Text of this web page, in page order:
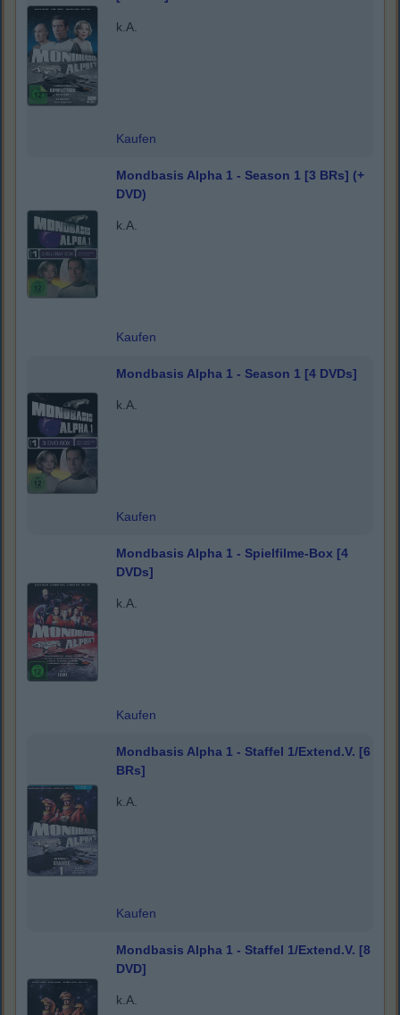
k.A.
Kaufen
Mondbasis Alpha 1 - Season 1 [3 BRs] (+
DVD)
k.A.
Kaufen
Mondbasis Alpha 1 - Season 1 [4 DVDs]
k.A.
Kaufen
Mondbasis Alpha 1 - Spielfilme-Box [4
DVDs]
k.A.
Kaufen
Mondbasis Alpha 1 - Staffel 1/Extend.V. [6
BRs]
k.A.
Kaufen
Mondbasis Alpha 1 - Staffel 1/Extend.V. [8
DVD]
k.A.